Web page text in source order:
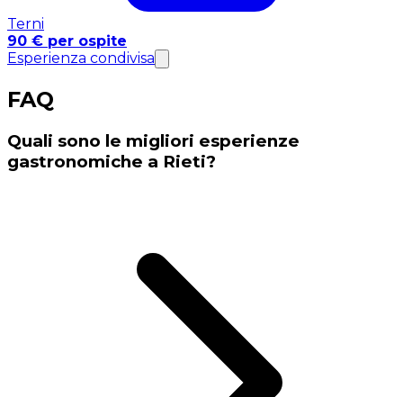
Terni
90 € per ospite
Esperienza condivisa
FAQ
Quali sono le migliori esperienze
gastronomiche a Rieti?